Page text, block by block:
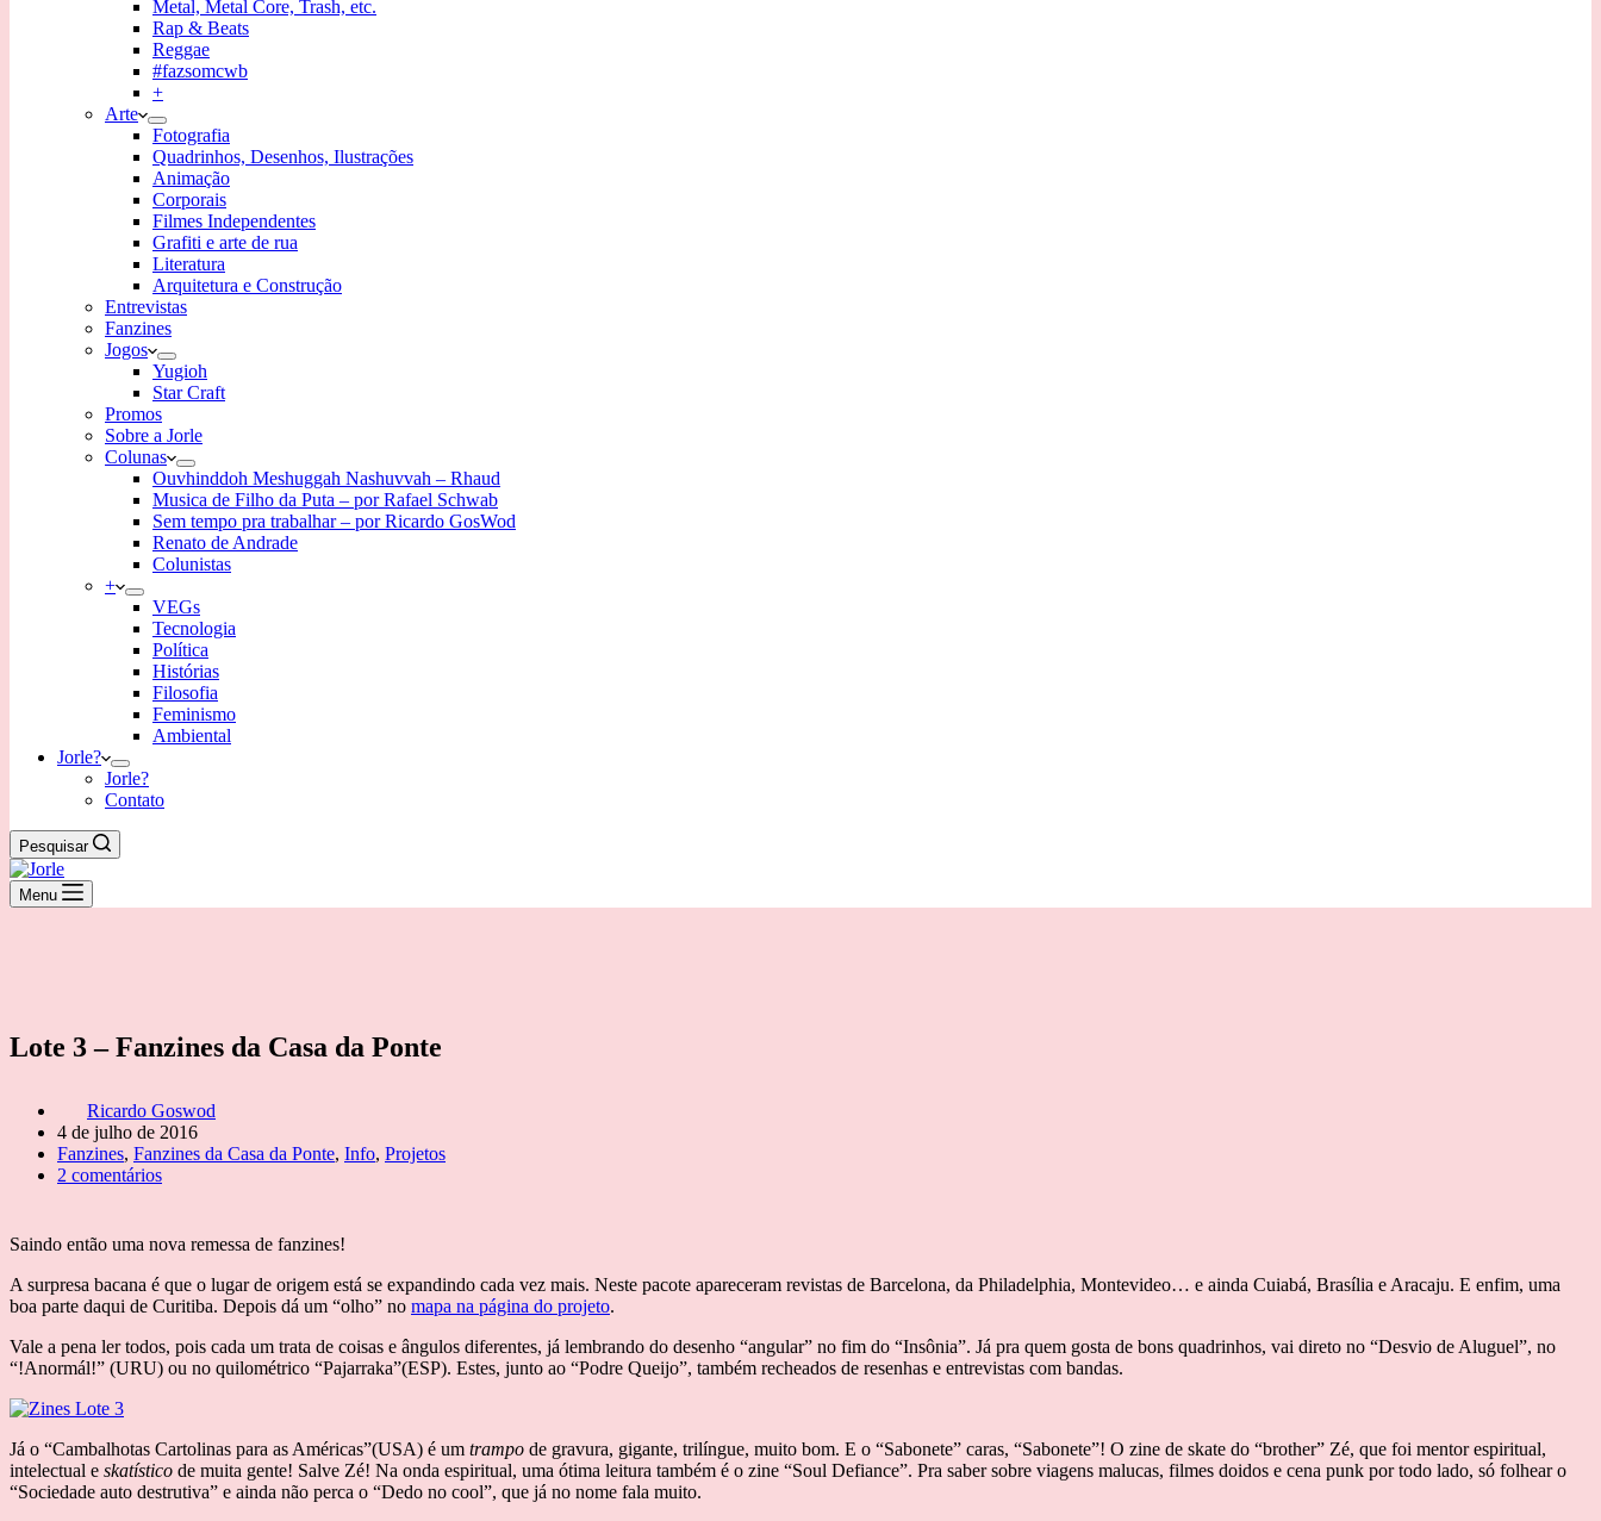
Metal, Metal Core, Trash, etc.
Rap & Beats
Reggae
#fazsomcwb
+
Arte
Fotografia
Quadrinhos, Desenhos, Ilustrações
Animação
Corporais
Filmes Independentes
Grafiti e arte de rua
Literatura
Arquitetura e Construção
Entrevistas
Fanzines
Jogos
Yugioh
Star Craft
Promos
Sobre a Jorle
Colunas
Ouvhinddoh Meshuggah Nashuvvah – Rhaud
Musica de Filho da Puta – por Rafael Schwab
Sem tempo pra trabalhar – por Ricardo GosWod
Renato de Andrade
Colunistas
+
VEGs
Tecnologia
Política
Histórias
Filosofia
Feminismo
Ambiental
Jorle?
Jorle?
Contato
Pesquisar
Menu
Lote 3 – Fanzines da Casa da Ponte
Ricardo Goswod
4 de julho de 2016
Fanzines, Fanzines da Casa da Ponte, Info, Projetos
2 comentários
Saindo então uma nova remessa de fanzines!
A surpresa bacana é que o lugar de origem está se expandindo cada vez mais. Neste pacote apareceram revistas de Barcelona, da Philadelphia, Montevideo… e ainda Cuiabá, Brasília e Aracaju. E enfim, uma
boa parte daqui de Curitiba. Depois dá um “olho” no mapa na página do projeto.
Vale a pena ler todos, pois cada um trata de coisas e ângulos diferentes, já lembrando do desenho “angular” no fim do “Insônia”. Já pra quem gosta de bons quadrinhos, vai direto no “Desvio de Aluguel”, no
“!Anormál!” (URU) ou no quilométrico “Pajarraka”(ESP). Estes, junto ao “Podre Queijo”, também recheados de resenhas e entrevistas com bandas.
Já o “Cambalhotas Cartolinas para as Américas”(USA) é um trampo de gravura, gigante, trilíngue, muito bom. E o “Sabonete” caras, “Sabonete”! O zine de skate do “brother” Zé, que foi mentor espiritual,
intelectual e skatístico de muita gente! Salve Zé! Na onda espiritual, uma ótima leitura também é o zine “Soul Defiance”. Pra saber sobre viagens malucas, filmes doidos e cena punk por todo lado, só folhear o
“Sociedade auto destrutiva” e ainda não perca o “Dedo no cool”, que já no nome fala muito.